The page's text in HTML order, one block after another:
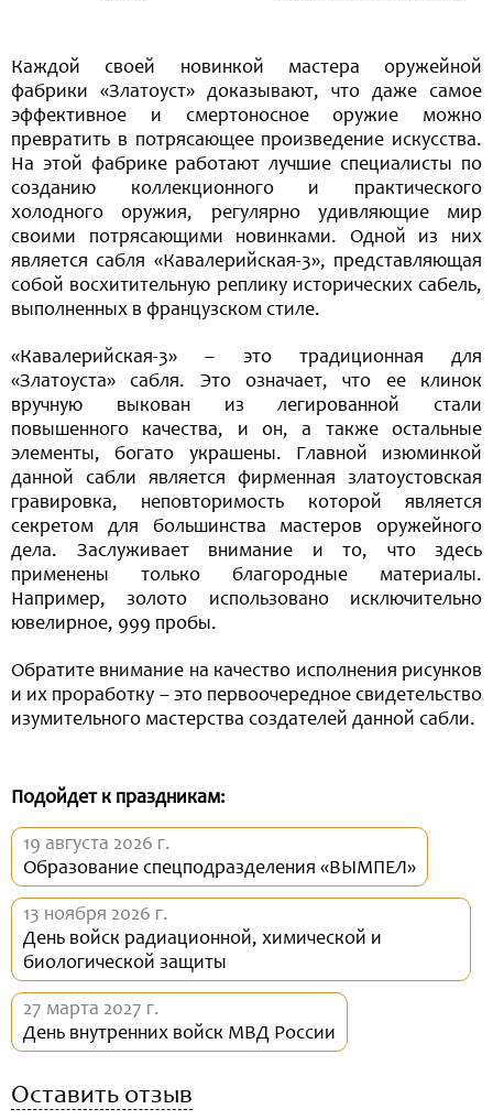
Каждой своей новинкой мастера оружейной
фабрики «Златоуст» доказывают, что даже самое
эффективное и смертоносное оружие можно
превратить в потрясающее произведение искусства.
На этой фабрике работают лучшие специалисты по
созданию коллекционного и практического
холодного оружия, регулярно удивляющие мир
своими потрясающими новинками. Одной из них
является сабля «Кавалерийская-3», представляющая
собой восхитительную реплику исторических сабель,
выполненных в французском стиле.
«Кавалерийская-3» – это традиционная для
«Златоуста» сабля. Это означает, что ее клинок
вручную выкован из легированной стали
повышенного качества, и он, а также остальные
элементы, богато украшены. Главной изюминкой
данной сабли является фирменная златоустовская
гравировка, неповторимость которой является
секретом для большинства мастеров оружейного
дела. Заслуживает внимание и то, что здесь
применены только благородные материалы.
Например, золото использовано исключительно
ювелирное, 999 пробы.
Обратите внимание на качество исполнения рисунков
и их проработку – это первоочередное свидетельство
изумительного мастерства создателей данной сабли.
Подойдет к праздникам:
19 августа 2026 г.
Образование спецподразделения «ВЫМПЕЛ»
13 ноября 2026 г.
День войск радиационной, химической и
биологической защиты
27 марта 2027 г.
День внутренних войск МВД России
Оставить отзыв